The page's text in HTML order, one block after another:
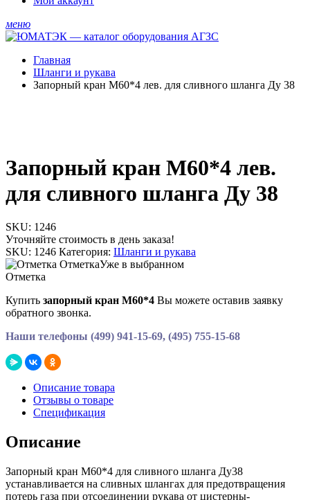
меню
Главная
Шланги и рукава
Запорный кран М60*4 лев. для сливного шланга Ду 38
Запорный кран М60*4 лев.
для сливного шланга Ду 38
SKU: 1246
Уточняйте стоимость в день заказа!
SKU: 1246 Категория: Шланги и рукава
ОтметкаУже в выбранном
Отметка
Купить запорный кран М60*4 Вы можете оставив заявку
обратного звонка.
Наши телефоны (499) 941-15-69, (495) 755-15-68
Описание товара
Отзывы о товаре
Спецификация
Описание
Запорный кран М60*4 для сливного шланга Ду38
устанавливается на сливных шлангах для предотвращения
потерь газа при отсоединении рукава от цистерны-